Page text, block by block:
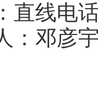
直线电
：邓彦